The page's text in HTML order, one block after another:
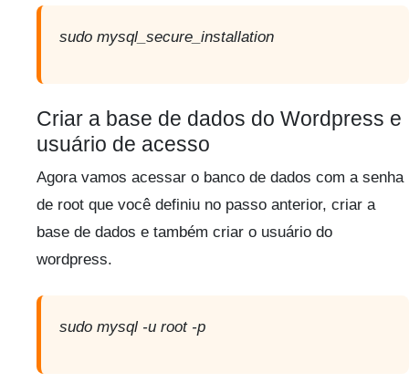
sudo mysql_secure_installation
Criar a base de dados do Wordpress e
usuário de acesso
Agora vamos acessar o banco de dados com a senha
de root que você definiu no passo anterior, criar a
base de dados e também criar o usuário do
wordpress.
sudo mysql -u root -p